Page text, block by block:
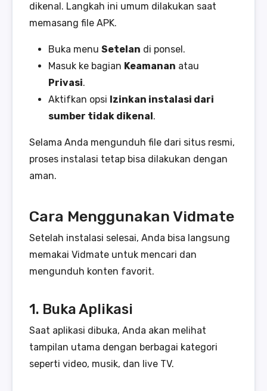
dikenal. Langkah ini umum dilakukan saat
memasang file APK.
Buka menu Setelan di ponsel.
Masuk ke bagian Keamanan atau
Privasi.
Aktifkan opsi Izinkan instalasi dari
sumber tidak dikenal .
Selama Anda mengunduh file dari situs resmi,
proses instalasi tetap bisa dilakukan dengan
aman.
Cara Menggunakan Vidmate
Setelah instalasi selesai, Anda bisa langsung
memakai Vidmate untuk mencari dan
mengunduh konten favorit.
1. Buka Aplikasi
Saat aplikasi dibuka, Anda akan melihat
tampilan utama dengan berbagai kategori
seperti video, musik, dan live TV.